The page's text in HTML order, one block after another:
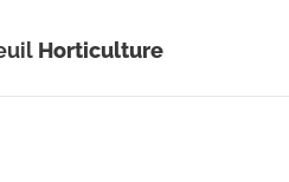
Horticulture